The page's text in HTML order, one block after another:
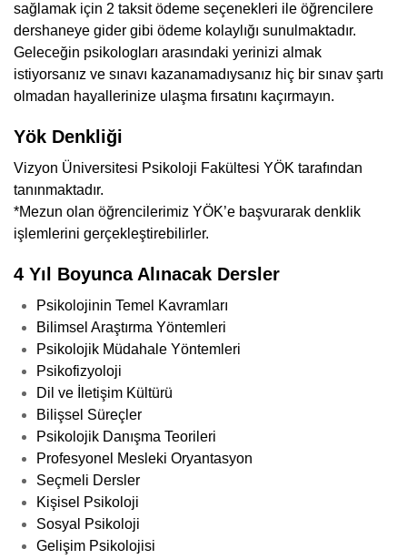
sağlamak için 2 taksit ödeme seçenekleri ile öğrencilere
dershaneye gider gibi ödeme kolaylığı sunulmaktadır.
Geleceğin psikologları arasındaki yerinizi almak
istiyorsanız ve sınavı kazanamadıysanız hiç bir sınav şartı
olmadan hayallerinize ulaşma fırsatını kaçırmayın.
Yök Denkliği
Vizyon Üniversitesi Psikoloji Fakültesi YÖK tarafından
tanınmaktadır.
*Mezun olan öğrencilerimiz YÖK’e başvurarak denklik
işlemlerini gerçekleştirebilirler.
4 Yıl Boyunca Alınacak Dersler
Psikolojinin Temel Kavramları
Bilimsel Araştırma Yöntemleri
Psikolojik Müdahale Yöntemleri
Psikofizyoloji
Dil ve İletişim Kültürü
Bilişsel Süreçler
Psikolojik Danışma Teorileri
Profesyonel Mesleki Oryantasyon
Seçmeli Dersler
Kişisel Psikoloji
Sosyal Psikoloji
Gelişim Psikolojisi